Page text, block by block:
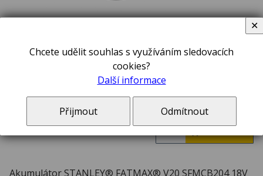
1 149,00 Kč
včetně DPH 21 %
V ceně zboží jsou započteny poplatky na likvidaci elektroodpadu a autorské odměny,
Akumulátor STANLEY® FATMAX® V20 SFMCB204 18V
Chcete udělit souhlas s využíváním sledovacích
cookies?
Další informace
Přijmout Odmítnout
✕